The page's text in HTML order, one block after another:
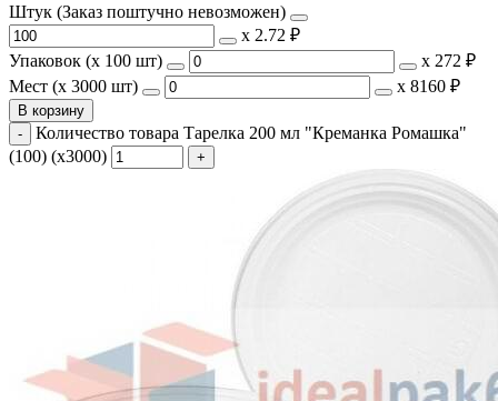
Штук (Заказ поштучно невозможен)
х 2.72 ₽
Упаковок (x 100 шт)
х 272 ₽
Мест (x 3000 шт)
х 8160 ₽
В корзину
Количество товара Тарелка 200 мл "Креманка Ромашка"
(100) (х3000)